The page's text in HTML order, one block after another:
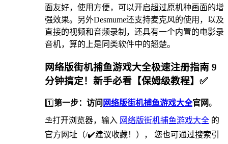
面友好，使用方便，可以开启超过原机种画面的增
强效果。另外Desmume还支持麦克风的使用，以及
直接的视频和音频录制，还具有一个内置的电影录
音机，算的上是同类软件中的翘楚。
网络版街机捕鱼游戏大全极速注册指南 9
分钟搞定！新手必看【保姆级教程】✅
1️⃣第一步：访问 网络版街机捕鱼游戏大全官网。
⛱打开浏览器，输入 网络版街机捕鱼游戏大全 的
官方网址（/✔️建议收藏！）， 您也可通过搜索引